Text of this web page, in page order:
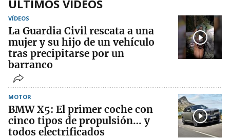
ÚLTIMOS VIDEOS
VÍDEOS
La Guardia Civil rescata a una
mujer y su hijo de un vehículo
tras precipitarse por un
barranco
MOTOR
BMW X5: El primer coche con
cinco tipos de propulsión… y
todos electrificados